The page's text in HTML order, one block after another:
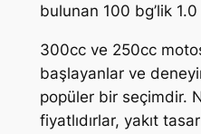
bulunan 100 bg’lik 1.0
300cc ve 250cc
başlayanlar ve
popüler bir seçimdir.
fiyatlıdırlar, yakıt